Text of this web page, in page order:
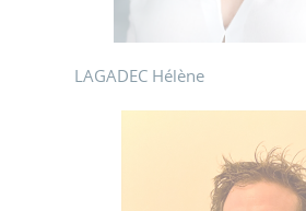
LAGADEC Hélène